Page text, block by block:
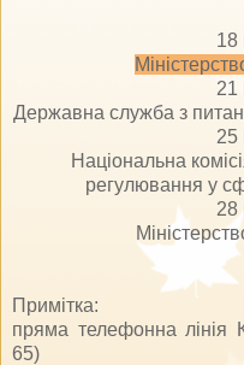
18
21
Державна служба з
25
Національна
регулювання у
28
Примітка:
пряма телефонна лінія
65)